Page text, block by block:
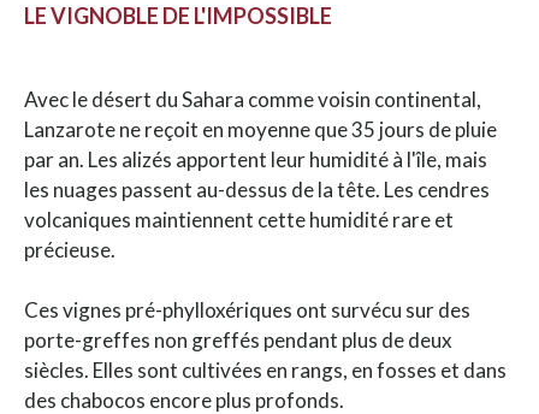
LE VIGNOBLE DE L'IMPOSSIBLE
Avec le désert du Sahara comme voisin continental,
Lanzarote ne reçoit en moyenne que 35 jours de pluie
par an. Les alizés apportent leur humidité à l'île, mais
les nuages passent au-dessus de la tête. Les cendres
volcaniques maintiennent cette humidité rare et
précieuse.
Ces vignes pré-phylloxériques ont survécu sur des
porte-greffes non greffés pendant plus de deux
siècles. Elles sont cultivées en rangs, en fosses et dans
des chabocos encore plus profonds.